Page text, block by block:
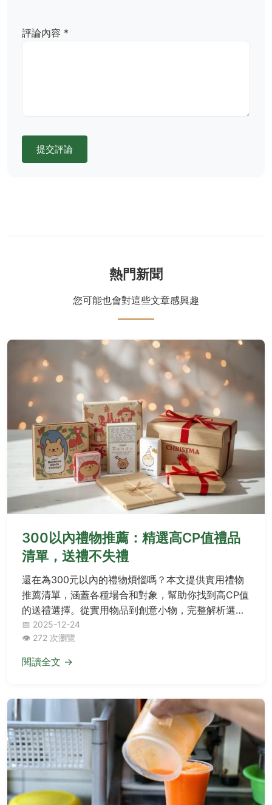
評論內容 *
提交評論
熱門新聞
您可能也會對這些文章感興趣
300以內禮物推薦：精選高CP值禮品
清單，送禮不失禮
還在為300元以內的禮物煩惱嗎？本文提供實用禮物
推薦清單，涵蓋各種場合和對象，幫助你找到高CP值
的送禮選擇。從實用物品到創意小物，完整解析選購
技巧和常見問題，讓你送禮更輕鬆。
📅 2025-12-24
👁️ 272 次瀏覽
閱讀全文 →